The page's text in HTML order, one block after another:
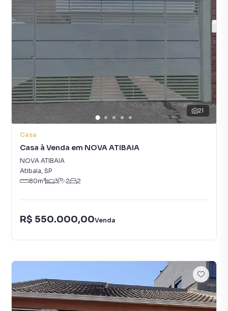
21
Casa
Casa à Venda em NOVA ATIBAIA
NOVA ATIBAIA
Atibaia, SP
80m² 3 2 2
R$ 550.000,00Venda